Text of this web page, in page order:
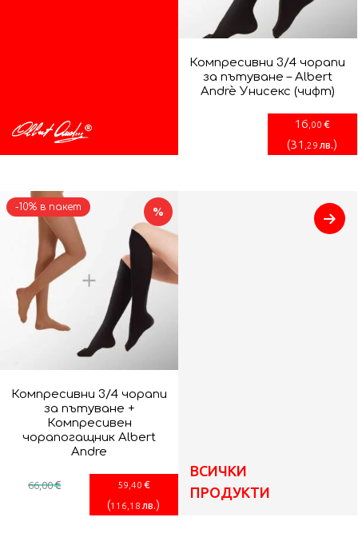
Компресивни 3/4 чорапи
за пътуване – Albert
Andrè Унисекс (чифт)
16 ,00 €
(31 ,29 лв.)
%
Компресивни 3/4 чорапи
за пътуване +
Компресивен
чорапогащник Albert
Andre
66,00€ 59 ,40 €
(116 ,18 лв.)
-10% в пакет
ВСИЧКИ
ПРОДУКТИ